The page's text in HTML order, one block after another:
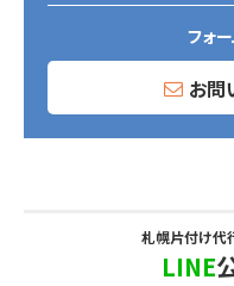
フォ
お問
札幌片付け代
LINE